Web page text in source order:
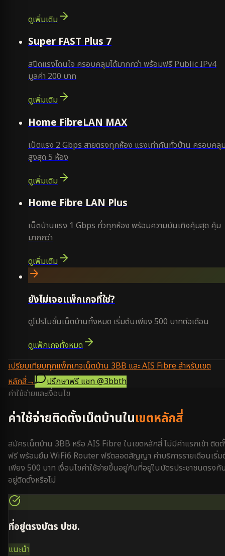
ดูเพิ่มเติม
Super FAST Plus 7
สปีดแรงโดนใจ ครอบคลุมได้มากกว่า พร้อมฟรี Public IPv4
มูลค่า 200 บาท
ดูเพิ่มเติม
Home FibreLAN MAX
เน็ตแรง 2 Gbps สายตรงทุกห้อง แรงเท่ากันทั่วบ้าน ครอบคลุ
สูงสุด 5 ห้อง
ดูเพิ่มเติม
Home Fibre LAN Plus
เน็ตบ้านแรง 1 Gbps ทั่วทุกห้อง พร้อมความบันเทิงคุ้มสุด คุ้ม
มากกว่า
ดูเพิ่มเติม
ยังไม่เจอแพ็กเกจที่ใช่?
ดูโปรโมชั่นเน็ตบ้านทั้งหมด เริ่มต้นเพียง 500 บาทต่อเดือน
ดูแพ็กเกจทั้งหมด
เปรียบเทียบทุกแพ็กเกจเน็ตบ้าน 3BB และ AIS Fibre สำหรับเขต
หลักสี่→ ปรึกษาฟรี แชท@3bbth
ค่าใช้จ่ายและเงื่อนไข
ค่าใช้จ่ายติดตั้งเน็ตบ้านในเขตหลักสี่
สมัครเน็ตบ้าน 3BB หรือ AIS Fibre ในเขตหลักสี่ไม่มีค่าแรกเข้า ติด
ฟรี พร้อมยืม WiFi6 Router ฟรีตลอดสัญญา ค่าบริการรายเดือนเริ่
เพียง 500 บาท เงื่อนไขค่าใช้จ่ายขึ้นอยู่กับที่อยู่ในบัตรประชาชนตรงกั
อยู่ติดตั้งหรือไม่
ที่อยู่ตรงบัตร ปชช.
แนะนำ